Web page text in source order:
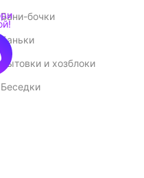
Бани-бочки
Баньки
Бытовки и хозблоки
Беседки